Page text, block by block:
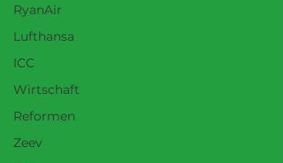
RyanAir
Lufthansa
ICC
Wirtschaft
Reformen
Zeev